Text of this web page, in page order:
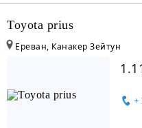
Toyota prius
+
Ереван, Канакер Зейтун